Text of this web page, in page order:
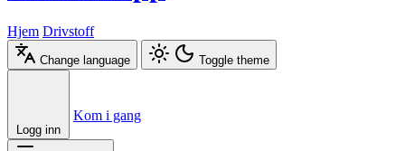
Hjem Drivstoff
Change language Toggle theme
Logg inn
Kom i gang